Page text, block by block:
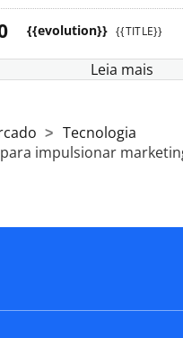
{{evolution}} {{TITLE}}
Leia mais
Tecnologia
impulsionar